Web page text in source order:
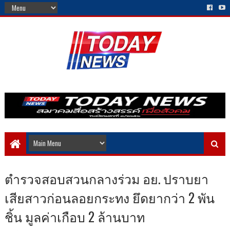
ตำรวจสอบสวนกลางร่วม อย. ปราบยา
เสียสาวก่อนลอยกระทง ยึดยากว่า 2 พัน
ชิ้น มูลค่าเกือบ 2 ล้านบาท